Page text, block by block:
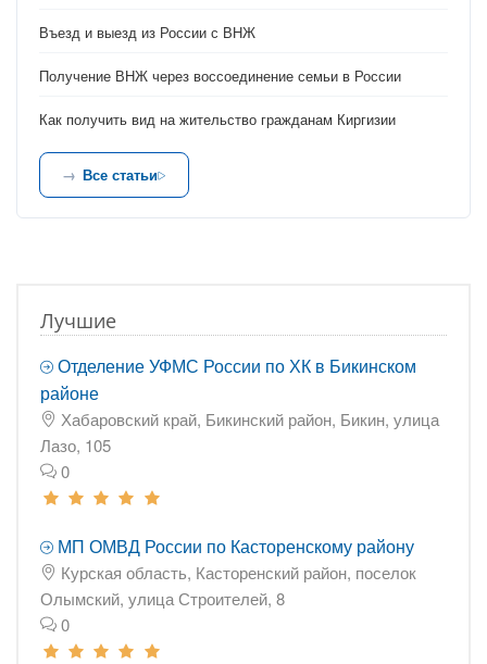
Въезд и выезд из России с ВНЖ
Получение ВНЖ через воссоединение семьи в России
Как получить вид на жительство гражданам Киргизии
Все статьи
Лучшие
Отделение УФМС России по ХК в Бикинском
районе
Хабаровский край, Бикинский район, Бикин, улица
Лазо, 105
0
МП ОМВД России по Касторенскому району
Курская область, Касторенский район, поселок
Олымский, улица Строителей, 8
0